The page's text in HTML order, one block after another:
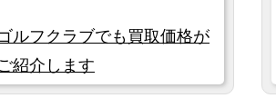
ルフクラブでも買取価格が
紹介します